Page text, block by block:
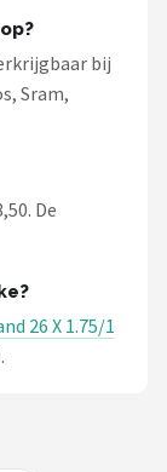
bij
Sram,
De
26 X 1.75/1